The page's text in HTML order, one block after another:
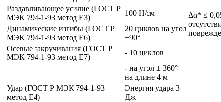
Δα* ≤
Раздавливающее усилие (ГОСТ Р
МЭК 794-1-9З метод Е3)
100 Н/см
Динамические изгибы (ГОСТ Р
МЭК 794-1-93 метод Е6)
20 циклов на угол
±90°
Осевые закручивания (ГОСТ Р
МЭК 794-1-93 метод Е7)
- 10 циклов
- на угол ± 360°
на длине 4 м
Удар (ГОСТ Р МЭК 794-1-93
метод Е4)
Энергия удара 3
Дж